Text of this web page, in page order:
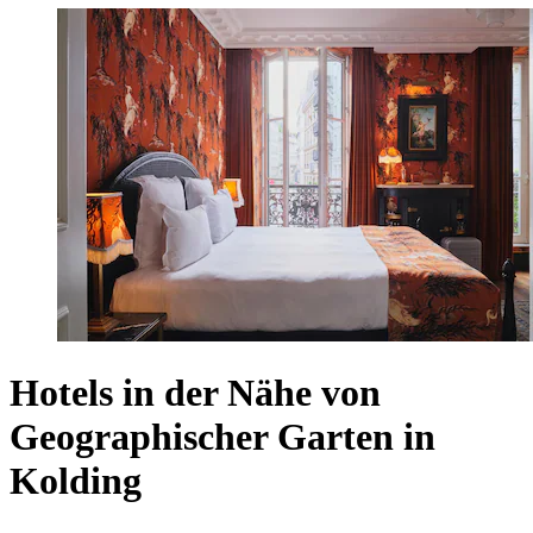
Hotels in der Nähe von
Geographischer Garten in
Kolding